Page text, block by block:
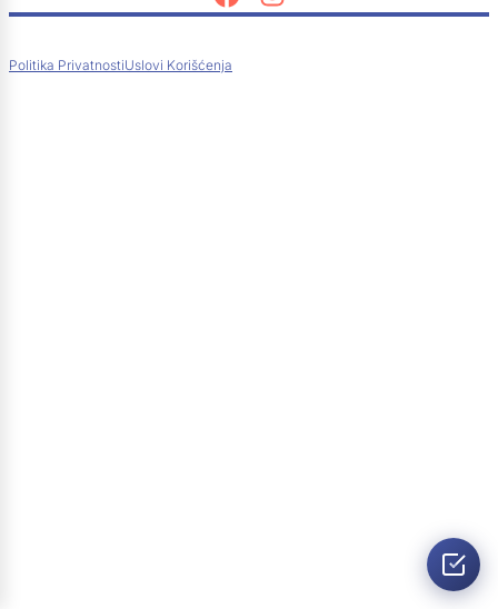
Politika PrivatnostiUslovi Korišćenja